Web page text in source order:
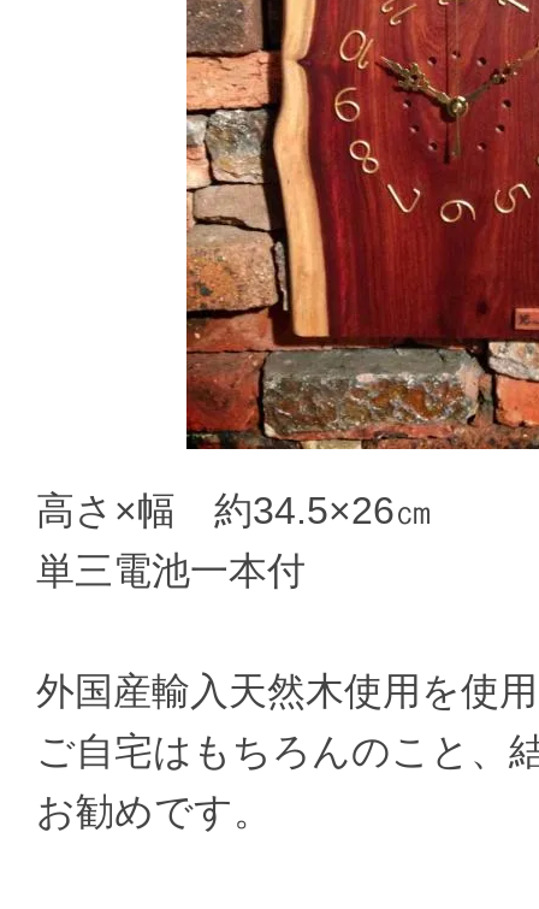
高さ×幅 約34.5×26㎝
単三電池一本付
外国産輸入天然木使用を使
ご自宅はもちろんのこと、
お勧めです。